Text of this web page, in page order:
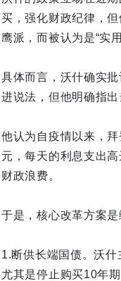
买，强化财政纪律，
鹰派，而被认为是“实
具体而言，沃什确实
进说法，但他明确指
他认为自疫情以来，
元，每天的利息支出
财政浪费。
于是，核心改革方案
1.断供长端国债。沃
尤其是停止购买10年